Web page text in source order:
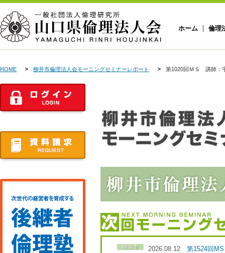
ホーム 倫理
HOME 柳井市倫理法人会モーニングセミナーレポート 第1020回ＭＳ 講師：
柳井市 2026.08.12 第1524回